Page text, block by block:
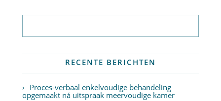
RECENTE BERICHTEN
Proces-verbaal enkelvoudige behandeling
opgemaakt ná uitspraak meervoudige kamer